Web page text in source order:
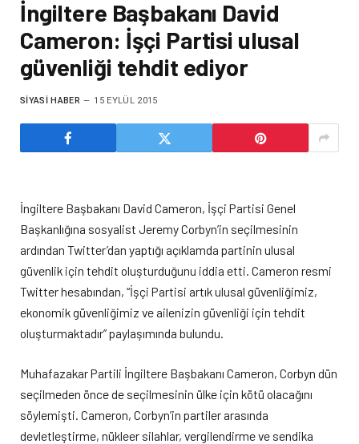
İngiltere Başbakanı David
Cameron: İşçi Partisi ulusal
güvenliği tehdit ediyor
SIYASI HABER 15 EYLÜL 2015
İngiltere Başbakanı David Cameron, İşçi Partisi Genel
Başkanlığına sosyalist Jeremy Corbyn’in seçilmesinin
ardından Twitter’dan yaptığı açıklamda partinin ulusal
güvenlik için tehdit oluşturduğunu iddia etti. Cameron resmi
Twitter hesabından, “İşçi Partisi artık ulusal güvenliğimiz,
ekonomik güvenliğimiz ve ailenizin güvenliği için tehdit
oluşturmaktadır” paylaşımında bulundu.
Muhafazakar Partili İngiltere Başbakanı Cameron, Corbyn dün
seçilmeden önce de seçilmesinin ülke için kötü olacağını
söylemişti. Cameron, Corbyn’in partiler arasında
devletleştirme, nükleer silahlar, vergilendirme ve sendika